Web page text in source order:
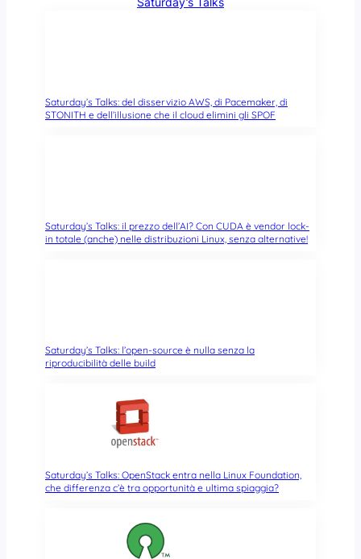
Saturday’s Talks: del disservizio AWS, di Pacemaker, di
STONITH e dell’illusione che il cloud elimini gli SPOF
Saturday’s Talks: il prezzo dell’AI? Con CUDA è vendor lock-
in totale (anche) nelle distribuzioni Linux, senza alternative!
Saturday’s Talks: l’open-source è nulla senza la
riproducibilità delle build
Saturday’s Talks: OpenStack entra nella Linux Foundation,
che differenza c’è tra opportunità e ultima spiaggia?